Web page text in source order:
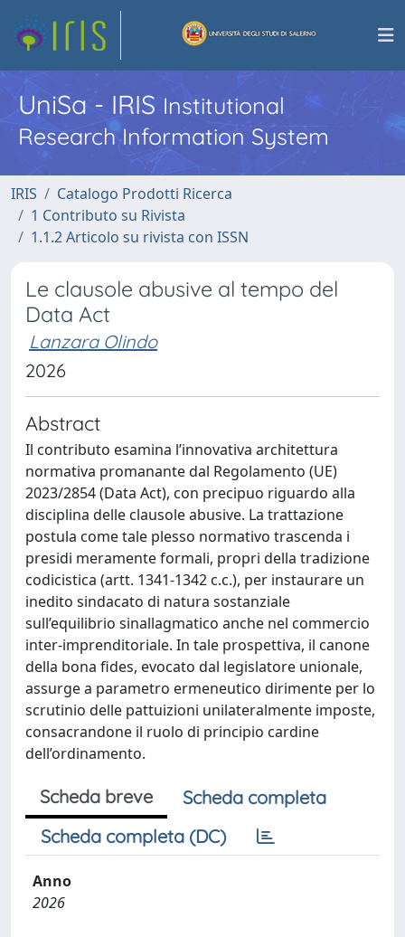
UniSa - IRISInstitutional
Research Information System
IRIS
Catalogo Prodotti Ricerca
1 Contributo su Rivista
1.1.2 Articolo su rivista con ISSN
Le clausole abusive al tempo del
Data Act
Lanzara Olindo
2026
Abstract
Il contributo esamina l’innovativa architettura
normativa promanante dal Regolamento (UE)
2023/2854 (Data Act), con precipuo riguardo alla
disciplina delle clausole abusive. La trattazione
postula come tale plesso normativo trascenda i
presidi meramente formali, propri della tradizione
codicistica (artt. 1341-1342 c.c.), per instaurare un
inedito sindacato di natura sostanziale
sull’equilibrio sinallagmatico anche nel commercio
inter-imprenditoriale. In tale prospettiva, il canone
della bona fides, evocato dal legislatore unionale,
assurge a parametro ermeneutico dirimente per lo
scrutinio delle pattuizioni unilateralmente imposte,
consacrandone il ruolo di principio cardine
dell’ordinamento.
Scheda breve
Scheda completa
Scheda completa (DC)
Anno
2026